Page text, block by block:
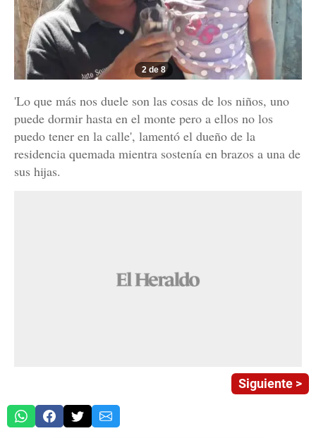
2 de 8
'Lo que más nos duele son las cosas de los niños, uno
puede dormir hasta en el monte pero a ellos no los
puedo tener en la calle', lamentó el dueño de la
residencia quemada mientra sostenía en brazos a una de
sus hijas.
Siguiente >